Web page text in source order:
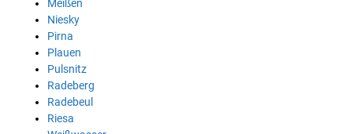
Meißen
Niesky
Pirna
Plauen
Pulsnitz
Radeberg
Radebeul
Riesa